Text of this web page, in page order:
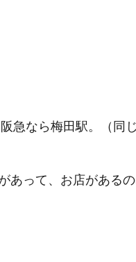
急なら梅田駅。（同
あって、お店がある